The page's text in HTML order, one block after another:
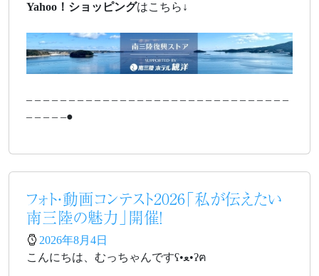
Yahoo！ ショッピングはこちら↓
– – – – – – – – – – – – – – – – – – – – – – – – – – – – – – –
– – – – –●
フォト・動画コンテスト2026「私が伝えたい
南三陸の魅力」開催！
2026年8月4日
こんにちは、むっちゃんですʕ•ﻌ•ʔฅ